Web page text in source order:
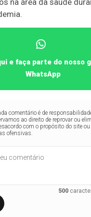
e faça parte do nosso
WhatsApp
comentário é de
ao direito de reprovar ou
com o propósito do site ou
ofensivas.
500